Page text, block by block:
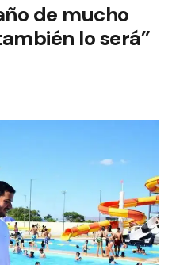
de mucho
lo será”